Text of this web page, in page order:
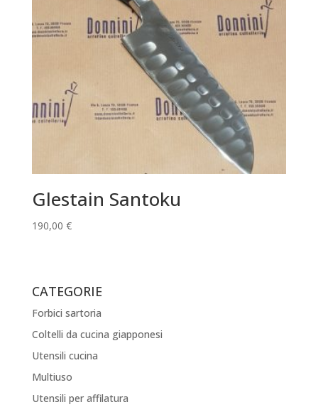
Glestain Santoku
190,00 €
CATEGORIE
Forbici sartoria
Coltelli da cucina giapponesi
Utensili cucina
Multiuso
Utensili per affilatura